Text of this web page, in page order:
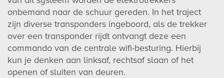
onbemand naar de schuur gereden. In het traject
zijn diverse transponders ingeboord, als de trekker
over een transponder rijdt ontvangt deze een
commando van de centrale wifi-besturing. Hierbij
kun je denken aan linksaf, rechtsaf slaan of het
openen of sluiten van deuren.